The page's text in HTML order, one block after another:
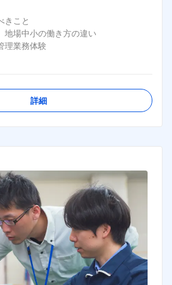
きこと
地場中小の働き方の違い
理業務体験
詳細